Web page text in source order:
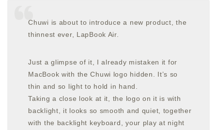
Chuwi is about to introduce a new product, the
thinnest ever, LapBook Air.
Just a glimpse of it, I already mistaken it for
MacBook with the Chuwi logo hidden. It’s so
thin and so light to hold in hand.
Taking a close look at it, the logo on it is with
backlight, it looks so smooth and quiet, together
with the backlight keyboard, your play at night